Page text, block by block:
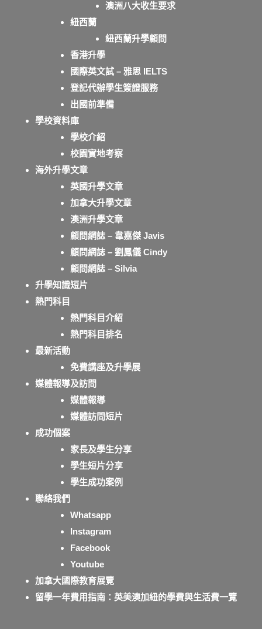
澳洲八大收生要求
紐西蘭
紐西蘭升學顧問
香港升學
國際英文試 – 雅思 IELTS
登記代辦學生簽證服務
出國前準備
學校資料庫
學校介紹
校園實地考察
海外升學文章
英國升學文章
加拿大升學文章
澳洲升學文章
顧問網誌 – 韋嘉傑 Javis
顧問網誌 – 劉鳳儀 Cindy
顧問網誌 – Silvia
升學知識短片
熱門科目
熱門科目介紹
熱門科目排名
最新活動
免費講座及升學展
媒體報導及訪問
媒體報導
媒體訪問短片
成功個案
家長及學生分享
學生短片分享
學生成功案例
聯絡我們
Whatsapp
Instagram
Facebook
Youtube
加拿大國際教育展覽
留學一年費用指南：英美澳加紐的學費與生活費一覽